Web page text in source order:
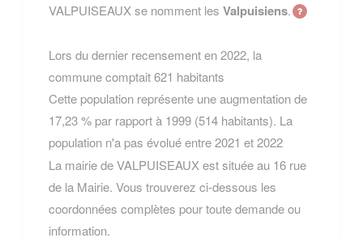
VALPUISEAUX se nomment les Valpuisiens.
Lors du dernier recensement en 2022, la
commune comptait 621 habitants
Cette population représente une augmentation de
17,23 % par rapport à 1999 (514 habitants). La
population n'a pas évolué entre 2021 et 2022
La mairie de VALPUISEAUX est située au 16 rue
de la Mairie. Vous trouverez ci-dessous les
coordonnées complètes pour toute demande ou
information.